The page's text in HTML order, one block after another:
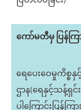
ကော်မတီမှ ပြန်ကြ
ရေပေးဝေမှုကိစ္
ဌာန(ရေနှင့်သန့်ရှ
ပါကြောင်းပြန်က